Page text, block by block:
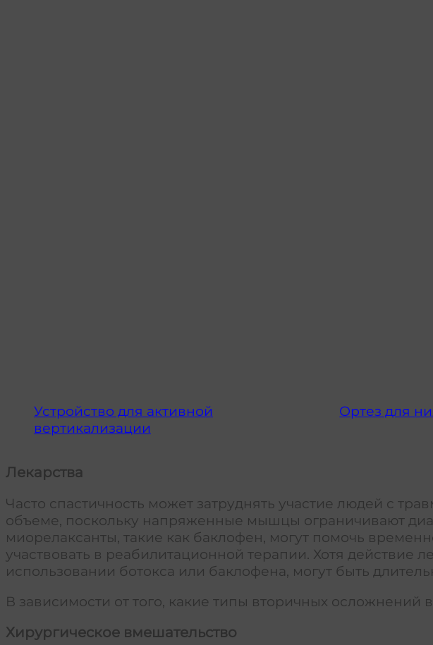
Устройство для активной
вертикализации
Ортез для
Лекарства
Часто спастичность может затруднять участие людей с
объеме, поскольку напряженные мышцы ограничивают
миорелаксанты, такие как баклофен, могут помочь
участвовать в реабилитационной терапии. Хотя действие
использовании ботокса или баклофена, могут быть
В зависимости от того, какие типы вторичных
Хирургическое вмешательство